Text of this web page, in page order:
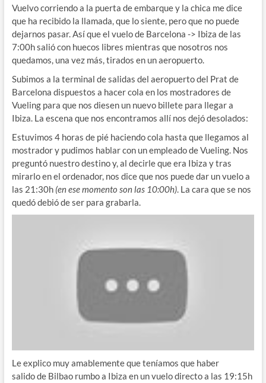
Vuelvo corriendo a la puerta de embarque y la chica me dice
que ha recibido la llamada, que lo siente, pero que no puede
dejarnos pasar. Así que el vuelo de Barcelona -> Ibiza de las
7:00h salió con huecos libres mientras que nosotros nos
quedamos, una vez más, tirados en un aeropuerto.
Subimos a la terminal de salidas del aeropuerto del Prat de
Barcelona dispuestos a hacer cola en los mostradores de
Vueling para que nos diesen un nuevo billete para llegar a
Ibiza. La escena que nos encontramos allí nos dejó desolados:
Estuvimos 4 horas de pié haciendo cola hasta que llegamos al
mostrador y pudimos hablar con un empleado de Vueling. Nos
preguntó nuestro destino y, al decirle que era Ibiza y tras
mirarlo en el ordenador, nos dice que nos puede dar un vuelo a
las 21:30h (en ese momento son las 10:00h). La cara que se nos
quedó debió de ser para grabarla.
Le explico muy amablemente que teníamos que haber
salido de Bilbao rumbo a Ibiza en un vuelo directo a las 19:15h